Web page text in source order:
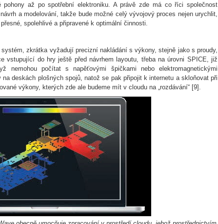
pohony až po spotřební elektroniku. A právě zde má co říci společnost
a modelování, takže bude možné celý vývojový proces nejen urychlit,
spolehlivé a připravené k optimální činnosti.
zkrátka vyžadují precizní nakládání s výkony, stejně jako s proudy,
vstupující do hry ještě před návrhem layoutu, třeba na úrovni SPICE, již
nemohou počítat s napěťovými špičkami nebo elektromagnetickými
deskách plošných spojů, natož se pak připojit k internetu a skloňovat při
výkony, kterých zde ale budeme mít v cloudu na „rozdávání“ [9].